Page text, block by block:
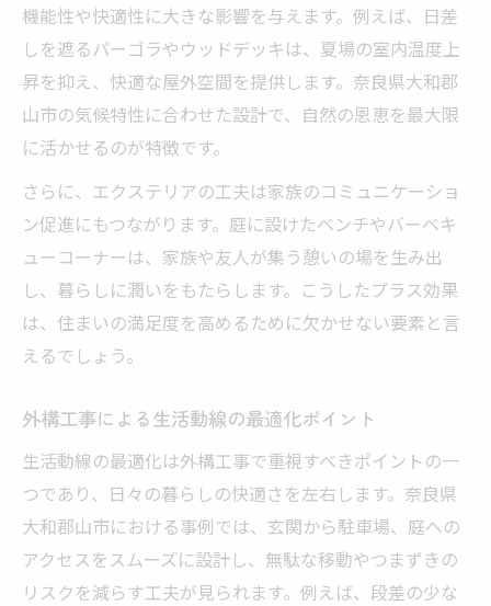
外構工事がリフォームで暮らしを快適に変
える
エクステリアリフォームで叶う新しい生活
動線
外構工事とリフォームで高まる資産価値の
秘密
外構リフォーム成功のためのヒアリング重
視法
外構工事とリフォーム事例で見る実践的ア
イデア
外構工事で得られる安心のエクステリア空
施工技術が外構工事の仕上がりを左右する
理由
エクステリア設計で重視すべき施工の安全
性
機能性や快適性に大きな影響を与えます。例えば、日差
しを遮るパーゴラやウッドデッキは、夏場の室内温度上
昇を抑え、快適な屋外空間を提供します。奈良県大和郡
山市の気候特性に合わせた設計で、自然の恩恵を最大限
に活かせるのが特徴です。
さらに、エクステリアの工夫は家族のコミュニケーショ
ン促進にもつながります。庭に設けたベンチやバーベキ
ューコーナーは、家族や友人が集う憩いの場を生み出
し、暮らしに潤いをもたらします。こうしたプラス効果
は、住まいの満足度を高めるために欠かせない要素と言
えるでしょう。
外構工事による生活動線の最適化ポイント
生活動線の最適化は外構工事で重視すべきポイントの一
つであり、日々の暮らしの快適さを左右します。奈良県
大和郡山市における事例では、玄関から駐車場、庭への
アクセスをスムーズに設計し、無駄な移動やつまずきの
リスクを減らす工夫が見られます。例えば、段差の少な